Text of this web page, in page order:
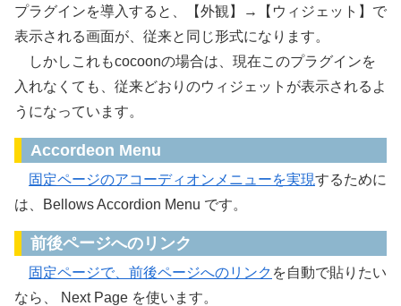
プラグインを導入すると、【外観】→【ウィジェット】で
表示される画面が、従来と同じ形式になります。
しかしこれもcocoonの場合は、現在このプラグインを
入れなくても、従来どおりのウィジェットが表示されるよ
うになっています。
Accordeon Menu
固定ページのアコーディオンメニューを実現するために
は、Bellows Accordion Menu です。
前後ページへのリンク
固定ページで、前後ページへのリンク を自動で貼りたい
なら、 Next Page を使います。